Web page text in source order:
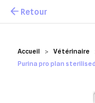
Mes favoris
Accueil Vétérinaire
Purina pro plan
Retour